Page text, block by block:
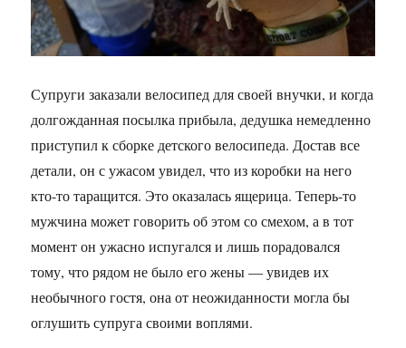
Супруги заказали велосипед для своей внучки, и когда
долгожданная посылка прибыла, дедушка немедленно
приступил к сборке детского велосипеда. Достав все
детали, он с ужасом увидел, что из коробки на него
кто-то таращится. Это оказалась ящерица. Теперь-то
мужчина может говорить об этом со смехом, а в тот
момент он ужасно испугался и лишь порадовался
тому, что рядом не было его жены — увидев их
необычного гостя, она от неожиданности могла бы
оглушить супруга своими воплями.